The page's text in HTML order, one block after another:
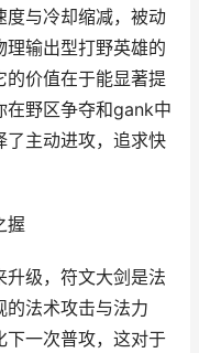
与冷却缩减，被动
理输出型打野英雄的
价值在于能显著提
在野区争夺和gank中
了主动进攻，追求快
握
升级，符文大剑是法
的法术攻击与法力
下一次普攻，这对于